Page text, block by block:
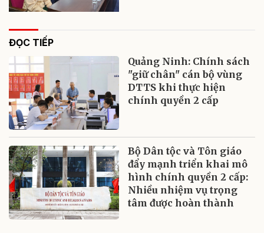
ĐỌC TIẾP
Quảng Ninh: Chính sách
"giữ chân" cán bộ vùng
DTTS khi thực hiện
chính quyền 2 cấp
Bộ Dân tộc và Tôn giáo
đẩy mạnh triển khai mô
hình chính quyền 2 cấp:
Nhiều nhiệm vụ trọng
tâm được hoàn thành